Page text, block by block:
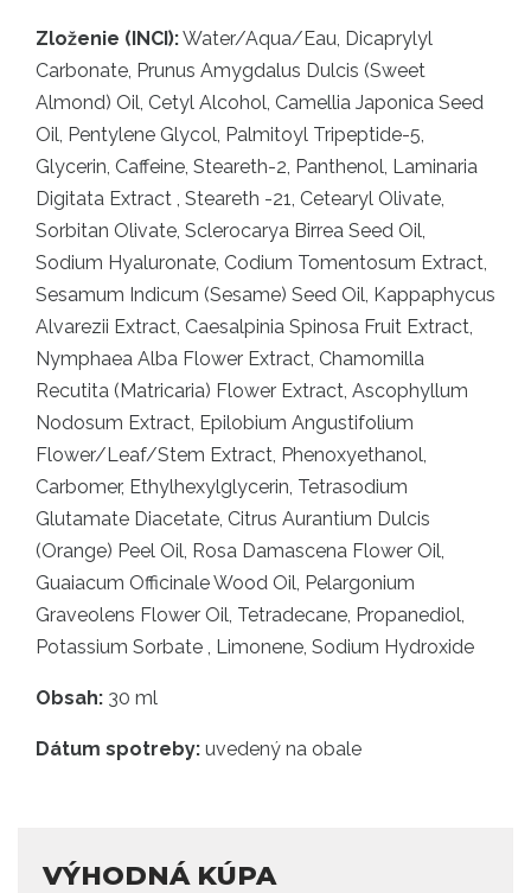
Zloženie (INCI):Water/Aqua/Eau, Dicaprylyl
Carbonate, Prunus Amygdalus Dulcis (Sweet
Almond) Oil, Cetyl Alcohol, Camellia Japonica Seed
Oil, Pentylene Glycol, Palmitoyl Tripeptide-5,
Glycerin, Caffeine, Steareth-2, Panthenol, Laminaria
Digitata Extract , Steareth -21, Cetearyl Olivate,
Sorbitan Olivate, Sclerocarya Birrea Seed Oil,
Sodium Hyaluronate, Codium Tomentosum Extract,
Sesamum Indicum (Sesame) Seed Oil, Kappaphycus
Alvarezii Extract, Caesalpinia Spinosa Fruit Extract,
Nymphaea Alba Flower Extract, Chamomilla
Recutita (Matricaria) Flower Extract, Ascophyllum
Nodosum Extract, Epilobium Angustifolium
Flower/Leaf/Stem Extract, Phenoxyethanol,
Carbomer, Ethylhexylglycerin, Tetrasodium
Glutamate Diacetate, Citrus Aurantium Dulcis
(Orange) Peel Oil, Rosa Damascena Flower Oil,
Guaiacum Officinale Wood Oil, Pelargonium
Graveolens Flower Oil, Tetradecane, Propanediol,
Potassium Sorbate , Limonene, Sodium Hydroxide
Obsah: 30 ml
Dátum spotreby: uvedený na obale
VÝHODNÁ KÚPA